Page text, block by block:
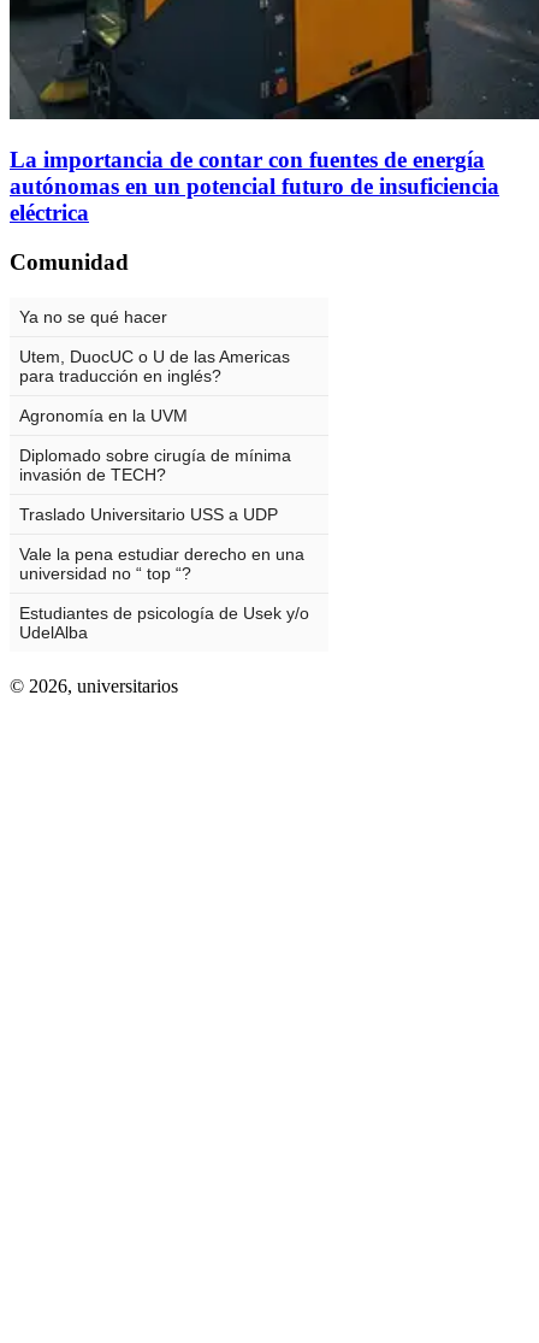
La importancia de contar con fuentes de energía
autónomas en un potencial futuro de insuficiencia
eléctrica
Comunidad
© 2026, universitarios